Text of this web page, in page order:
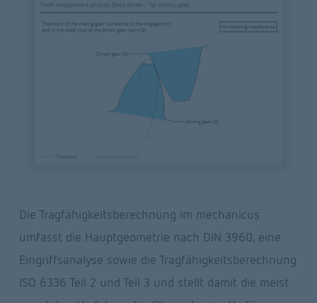
Die Tragfähigkeitsberechnung im mechanicus
umfasst die Hauptgeometrie nach DIN 3960, eine
Eingriffsanalyse sowie die Tragfähigkeitsberechnung
ISO 6336 Teil 2 und Teil 3 und stellt damit die meist